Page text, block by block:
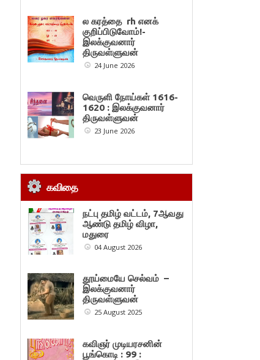
ல கரத்தை rh எனக்
குறிப்பிடுவோம்!-
இலக்குவனார்
திருவள்ளுவன்
24 June 2026
வெருளி நோய்கள் 1616-
1620 : இலக்குவனார்
திருவள்ளுவன்
23 June 2026
கவிதை
நட்பு தமிழ் வட்டம், 7ஆவது
ஆண்டு தமிழ் விழா,
மதுரை
04 August 2026
தூய்மையே செல்வம் –
இலக்குவனார்
திருவள்ளுவன்
25 August 2025
கவிஞர் முடியரசனின்
பூங்கொடி : 99 :